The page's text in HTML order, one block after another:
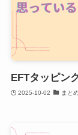
EFTタッピン
2025-10-02 まと